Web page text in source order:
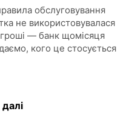
обслуговування
не використовувалася
гроші — банк щомісяця
кого це стосується